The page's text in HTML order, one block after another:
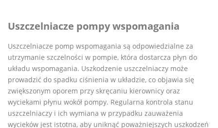
Uszczelniacze pompy wspomagania
Uszczelniacze pomp wspomagania są odpowiedzialne za
utrzymanie szczelności w pompie, która dostarcza płyn do
układu wspomagania. Uszkodzenie uszczelniaczy może
prowadzić do spadku ciśnienia w układzie, co objawia się
zwiększonym oporem przy skręcaniu kierownicy oraz
wyciekami płynu wokół pompy. Regularna kontrola stanu
uszczelniaczy i ich wymiana w przypadku zauważenia
wycieków jest istotna, aby uniknąć poważniejszych uszkodzeń